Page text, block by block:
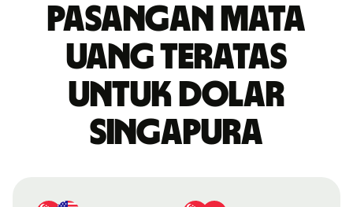
Pasangan mata
uang teratas
untuk dolar
Singapura